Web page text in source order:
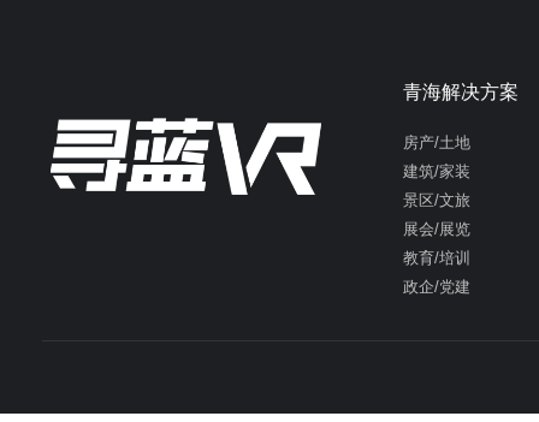
青海解决方案
房产/土地
建筑/家装
景区/文旅
展会/展览
教育/培训
政企/党建